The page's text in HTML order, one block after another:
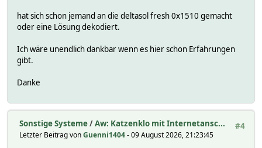
hat sich schon jemand an die deltasol fresh 0x1510 gemacht
oder eine Lösung dekodiert.
Ich wäre unendlich dankbar wenn es hier schon Erfahrungen
gibt.
Danke
#4
Sonstige Systeme/Aw: Katzenklo mit Internetansc...
Letzter Beitrag vonGuenni1404- 09 August 2026, 21:23:45